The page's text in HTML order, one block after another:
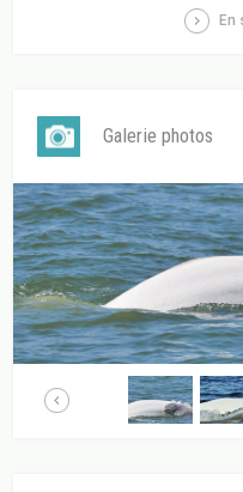
En
Galerie photos